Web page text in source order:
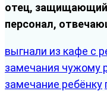
отец, защищающий
персонал,
выгнали из кафе с
замечания чужому
замечание ребёнку